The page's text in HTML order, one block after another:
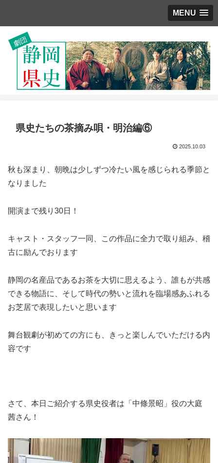
MENU
県史たちの茶摘み唄・明治編⑥
2025.10.03
秋も深まり、朝晩は少しずつ冷たい風を感じられる季節と
なりました
開演まで残り30日！
キャスト・スタッフ一同、この作品に全力で取り組み、稽
古に励んでおります
静岡の名産品であるお茶を大切に思えるよう、誰もが共感
できる物語に、そして時代の勢いと流れを臨場感あふれる
お芝居で表現したいと思います
舞台観劇が初めての方にも、きっと楽しんでいただける内
容です
さて、本日ご紹介する県史役者は「中條景昭」役の大庭
茜さん！